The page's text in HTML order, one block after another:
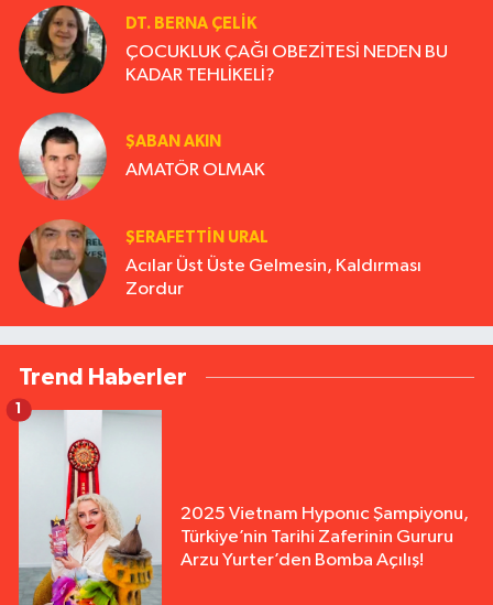
DT. BERNA ÇELIK
ÇOCUKLUK ÇAĞI OBEZİTESİ NEDEN BU
KADAR TEHLİKELİ?
ŞABAN AKIN
AMATÖR OLMAK
ŞERAFETTIN URAL
Acılar Üst Üste Gelmesin, Kaldırması
Zordur
Trend Haberler
2025 Vietnam Hyponıc Şampiyonu,
Türkiye’nin Tarihi Zaferinin Gururu
Arzu Yurter’den Bomba Açılış!
1